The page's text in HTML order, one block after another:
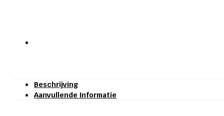
Beschrijving
Aanvullende Informatie